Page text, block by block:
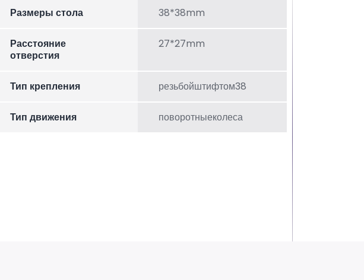
Размеры стола 38*38mm
Расстояние
отверстия
27*27mm
Тип крепления резьбойштифтом38
Тип движения поворотныеколеса